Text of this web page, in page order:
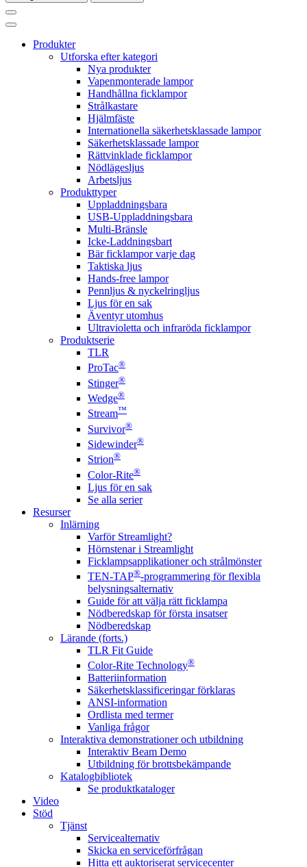
Produkter
Utforska efter kategori
Nya produkter
Vapenmonterade lampor
Handhållna ficklampor
Strålkastare
Hjälmfäste
Internationella säkerhetsklassade lampor
Säkerhetsklassade lampor
Rättvinklade ficklampor
Nödlägesljus
Arbetsljus
Produkttyper
Uppladdningsbara
USB-Uppladdningsbara
Multi-Bränsle
Icke-Laddningsbart
Bär ficklampor varje dag
Taktiska ljus
Hands-free lampor
Pennljus & nyckelringljus
Ljus för en sak
Äventyr utomhus
Ultravioletta och infraröda ficklampor
Produktserie
TLR
ProTac®
Stinger®
Wedge®
Stream™
Survivor®
Sidewinder®
Strion®
Color-Rite®
Ljus för en sak
Se alla serier
Resurser
Inlärning
Varför Streamlight?
Hörnstenar i Streamlight
Ficklampsapplikationer och strålmönster
TEN-TAP®-programmering för flexibla
belysningsalternativ
Guide för att välja rätt ficklampa
Nödberedskap för första insatser
Nödberedskap
Lärande (forts.)
TLR Fit Guide
Color-Rite Technology®
Batteriinformation
Säkerhetsklassificeringar förklaras
ANSI-information
Ordlista med termer
Vanliga frågor
Interaktiva demonstrationer och utbildning
Interaktiv Beam Demo
Utbildning för brottsbekämpande
Katalogbibliotek
Se produktkataloger
Video
Stöd
Tjänst
Servicealternativ
Skicka en serviceförfrågan
Hitta ett auktoriserat servicecenter